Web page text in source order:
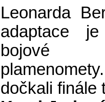
Leonarda
adaptace
bojové
dočkali finále